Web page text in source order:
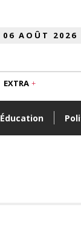
Éducation
EXTRA